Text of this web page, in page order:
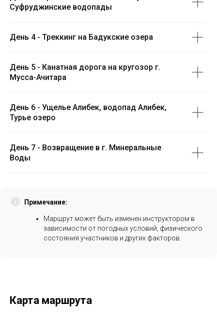
Суфруджинские водопады
День 4 - Треккинг на Бадукские озера
День 5 - Канатная дорога на кругозор г.
Мусса-Ачитара
День 6 - Ущелье Алибек, водопад Алибек,
Турье озеро
День 7 - Возвращение в г. Минеральные
Воды
Примечание:
Маршрут может быть изменен инструктором в
зависимости от погодных условий, физического
состояния участников и других факторов.
Карта маршрута